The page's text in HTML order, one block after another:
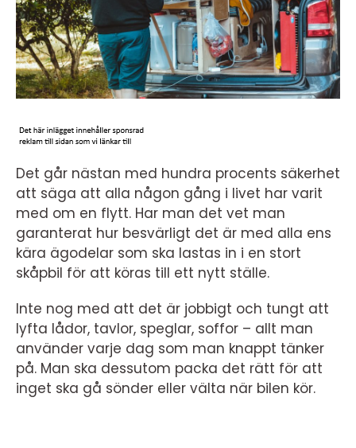
Det går nästan med hundra procents säkerhet
att säga att alla någon gång i livet har varit
med om en flytt. Har man det vet man
garanterat hur besvärligt det är med alla ens
kära ägodelar som ska lastas in i en stort
skåpbil för att köras till ett nytt ställe.
Inte nog med att det är jobbigt och tungt att
lyfta lådor, tavlor, speglar, soffor – allt man
använder varje dag som man knappt tänker
på. Man ska dessutom packa det rätt för att
inget ska gå sönder eller välta när bilen kör.